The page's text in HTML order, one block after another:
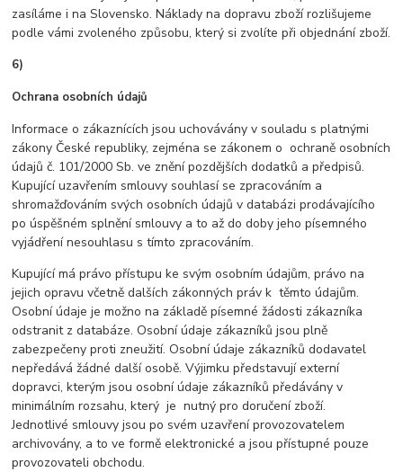
zasíláme i na Slovensko. Náklady na dopravu zboží rozlišujeme
podle vámi zvoleného způsobu, který si zvolíte při objednání zboží.
6)
Ochrana osobních údajů
Informace o zákaznících jsou uchovávány v souladu s platnými
zákony České republiky, zejména se zákonem o ochraně osobních
údajů č. 101/2000 Sb. ve znění pozdějších dodatků a předpisů.
Kupující uzavřením smlouvy souhlasí se zpracováním a
shromažďováním svých osobních údajů v databázi prodávajícího
po úspěšném splnění smlouvy a to až do doby jeho písemného
vyjádření nesouhlasu s tímto zpracováním.
Kupující má právo přístupu ke svým osobním údajům, právo na
jejich opravu včetně dalších zákonných práv k těmto údajům.
Osobní údaje je možno na základě písemné žádosti zákazníka
odstranit z databáze. Osobní údaje zákazníků jsou plně
zabezpečeny proti zneužití. Osobní údaje zákazníků dodavatel
nepředává žádné další osobě. Výjimku představují externí
dopravci, kterým jsou osobní údaje zákazníků předávány v
minimálním rozsahu, který je nutný pro doručení zboží.
Jednotlivé smlouvy jsou po svém uzavření provozovatelem
archivovány, a to ve formě elektronické a jsou přístupné pouze
provozovateli obchodu.